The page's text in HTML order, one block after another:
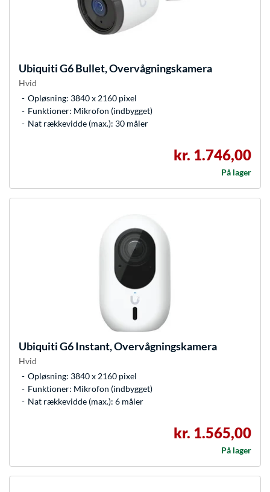
UbiquitiG6 Bullet, Overvågningskamera
Hvid
Opløsning: 3840 x 2160 pixel
Funktioner: Mikrofon (indbygget)
Nat rækkevidde (max.): 30 måler
kr. 1.746,00
På lager
UbiquitiG6 Instant, Overvågningskamera
Hvid
Opløsning: 3840 x 2160 pixel
Funktioner: Mikrofon (indbygget)
Nat rækkevidde (max.): 6 måler
kr. 1.565,00
På lager